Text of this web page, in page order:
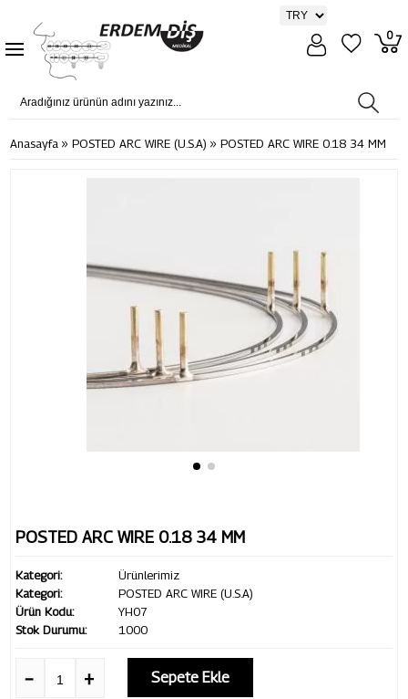
0
Anasayfa » POSTED ARC WIRE (U.S.A) » POSTED ARC WIRE 0.18 34 MM
POSTED ARC WIRE 0.18 34 MM
Kategori:
Ürünlerimiz
Kategori:
POSTED ARC WIRE (U.S.A)
Ürün Kodu:
YH07
Stok Durumu:
1000
Sepete Ekle